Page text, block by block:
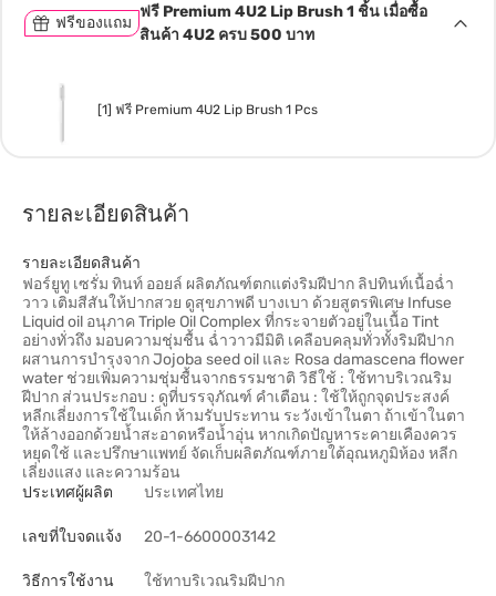
ฟรีของแถม
ฟรี Premium 4U2 Lip Brush 1 ชิ้น เมื่อซื้อ
สินค้า 4U2 ครบ 500 บาท
[1] ฟรี Premium 4U2 Lip Brush 1 Pcs
รายละเอียดสินค้า
รายละเอียดสินค้า
ฟอร์ยูทู เซรั่ม ทินท์ ออยล์ ผลิตภัณฑ์ตกแต่งริมฝีปาก ลิปทินท์เนื้อฉ่ำ
วาว เติมสีสันให้ปากสวย ดูสุขภาพดี บางเบา ด้วยสูตรพิเศษ Infuse
Liquid oil อนุภาค Triple Oil Complex ที่กระจายตัวอยู่ในเนื้อ Tint
อย่างทั่วถึง มอบความชุ่มชื้น ฉ่ำวาวมีมิติ เคลือบคลุมทั่วทั้งริมฝีปาก
ผสานการบำรุงจาก Jojoba seed oil และ Rosa damascena flower
water ช่วยเพิ่มความชุ่มชื้นจากธรรมชาติ วิธีใช้ : ใช้ทาบริเวณริม
ฝีปาก ส่วนประกอบ : ดูที่บรรจุภัณฑ์ คำเตือน : ใช้ให้ถูกจุดประสงค์
หลีกเลี่ยงการใช้ในเด็ก ห้ามรับประทาน ระวังเข้าในตา ถ้าเข้าในตา
ให้ล้างออกด้วยน้ำสะอาดหรือน้ำอุ่น หากเกิดปัญหาระคายเคืองควร
หยุดใช้ และปรึกษาแพทย์ จัดเก็บผลิตภัณฑ์ภายใต้อุณหภูมิห้อง หลีก
เลี่ยงแสง และความร้อน
ประเทศผู้ผลิต
ประเทศไทย
เลขที่ใบจดแจ้ง 20-1-6600003142
วิธีการใช้งาน ใช้ทาบริเวณริมฝีปาก